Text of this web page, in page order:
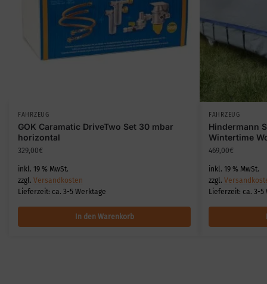
FAHRZEUG
GOK Caramatic DriveTwo Set 30 mbar
horizontal
329,00€
inkl. 19 % MwSt.
zzgl. Versandkosten
Lieferzeit: ca. 3-5 Werktage
In den Warenkorb
FAHRZEUG
Hindermann
Wintertime
469,00€
inkl. 19 % MwSt.
zzgl.
Lieferzeit: ca. 3-5